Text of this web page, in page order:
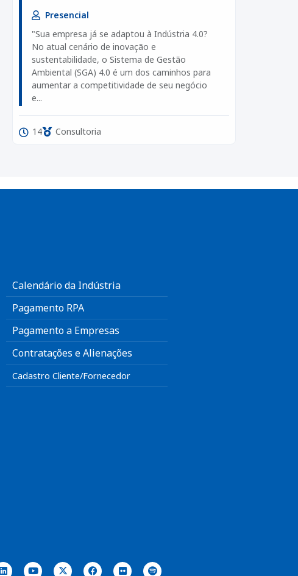
Presencial
"Sua empresa já se adaptou à Indústria 4.0?
No atual cenário de inovação e
sustentabilidade, o Sistema de Gestão
Ambiental (SGA) 4.0 é um dos caminhos para
aumentar a competitividade de seu negócio
e...
14 Consultoria
Calendário da Indústria
Pagamento RPA
Pagamento a Empresas
Contratações e Alienações
Cadastro Cliente/Fornecedor